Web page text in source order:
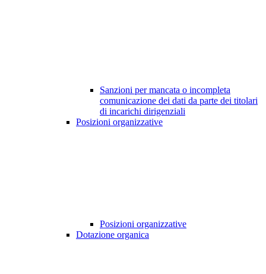
Sanzioni per mancata o incompleta
comunicazione dei dati da parte dei titolari
di incarichi dirigenziali
Posizioni organizzative
Posizioni organizzative
Dotazione organica